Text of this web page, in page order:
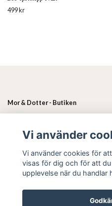
499 kr
Mor & Dotter - Butiken
Sociala medier
Vi använder
Vi använder cookies för
visas för dig och för att
upplevelse när du handlar